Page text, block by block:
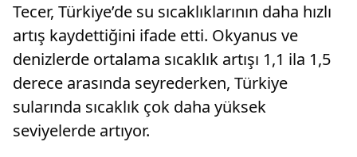
Tecer, Türkiye’de su sıcaklıklarının daha hızlı
artış kaydettiğini ifade etti. Okyanus ve
denizlerde ortalama sıcaklık artışı 1,1 ila 1,5
derece arasında seyrederken, Türkiye
sularında sıcaklık çok daha yüksek
seviyelerde artıyor.